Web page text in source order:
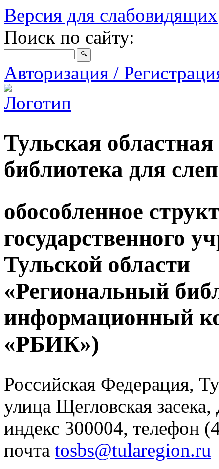
Версия для слабовидящих
Поиск по сайту:
Авторизация /
Тульская
библиотека для
обособленное
государственного
Тульской области
«Региональный
информационный
«РБИК»)
Российская Федерация,
улица Щегловская
индекс 300004, телефон
почта tosbs@tularegion.ru